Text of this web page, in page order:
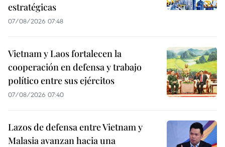
estratégicas
07/08/2026 07:48
Vietnam y Laos fortalecen la
cooperación en defensa y trabajo
político entre sus ejércitos
07/08/2026 07:40
Lazos de defensa entre Vietnam y
Malasia avanzan hacia una